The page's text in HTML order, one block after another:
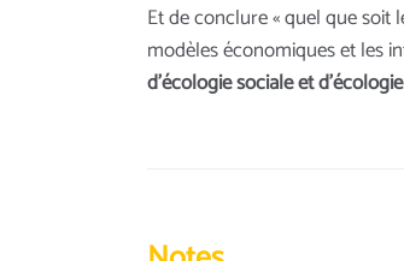
Et de conclure « quel que soit
modèles économiques et les
d’écologie sociale et